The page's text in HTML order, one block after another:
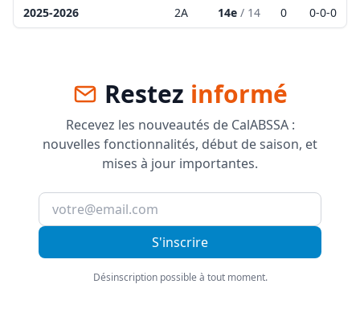
2025-2026
2A 14e / 14 0 0-0-0
Restez informé
Recevez les nouveautés de CalABSSA :
nouvelles fonctionnalités, début de saison, et
mises à jour importantes.
S'inscrire
Désinscription possible à tout moment.